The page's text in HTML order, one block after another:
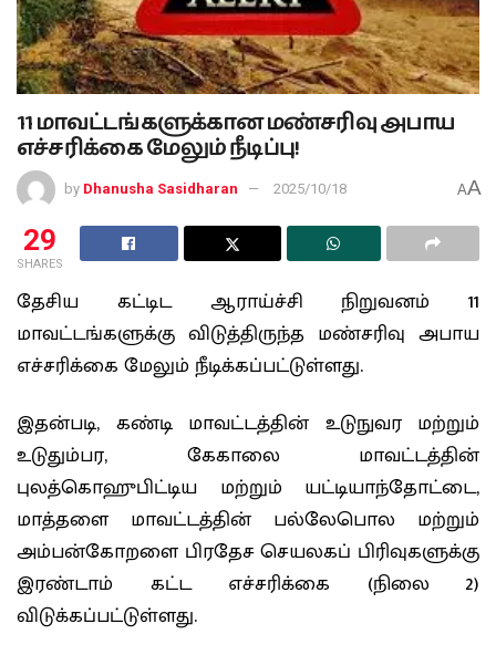
11 மாவட்டங்களுக்கான மண்சரிவு அபாய
எச்சரிக்கை மேலும் நீடிப்பு!
by Dhanusha Sasidharan 2025/10/18 AA
29
SHARES
தேசிய கட்டிட ஆராய்ச்சி நிறுவனம் 11
மாவட்டங்களுக்கு விடுத்திருந்த மண்சரிவு அபாய
எச்சரிக்கை மேலும் நீடிக்கப்பட்டுள்ளது.
இதன்படி, கண்டி மாவட்டத்தின் உடுநுவர மற்றும்
உடுதும்பர, கேகாலை மாவட்டத்தின்
புலத்கொஹுபிட்டிய மற்றும் யட்டியாந்தோட்டை,
மாத்தளை மாவட்டத்தின் பல்லேபொல மற்றும்
அம்பன்கோறளை பிரதேச செயலகப் பிரிவுகளுக்கு
இரண்டாம் கட்ட எச்சரிக்கை (நிலை 2)
விடுக்கப்பட்டுள்ளது.